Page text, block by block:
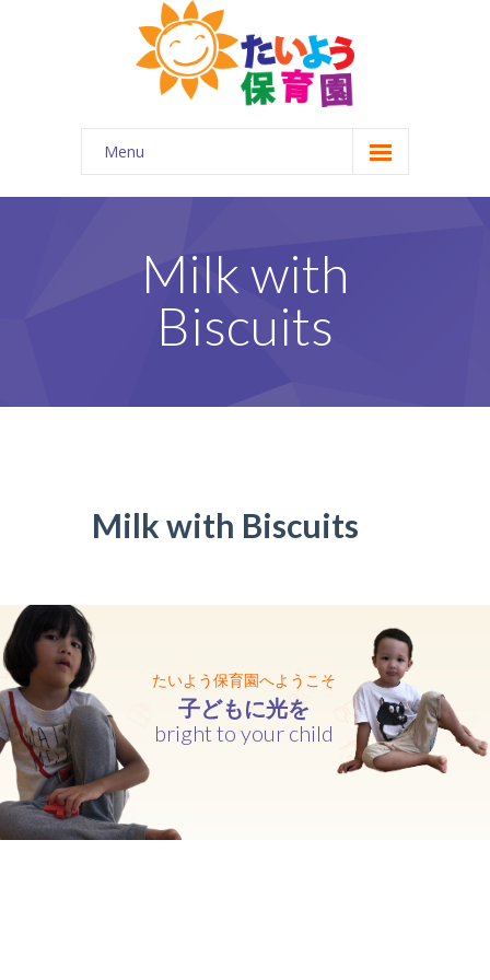
Menu
ホーム
-- 園について
-- 園の概要
-- 年間行事
-- 入園手続き
アクセス・お問合せ
-- アクセス・お問合せ
求人情報
Milk with
Biscuits
Milk with Biscuits
たいよう保育園へようこそ
子どもに光を
bright to your child